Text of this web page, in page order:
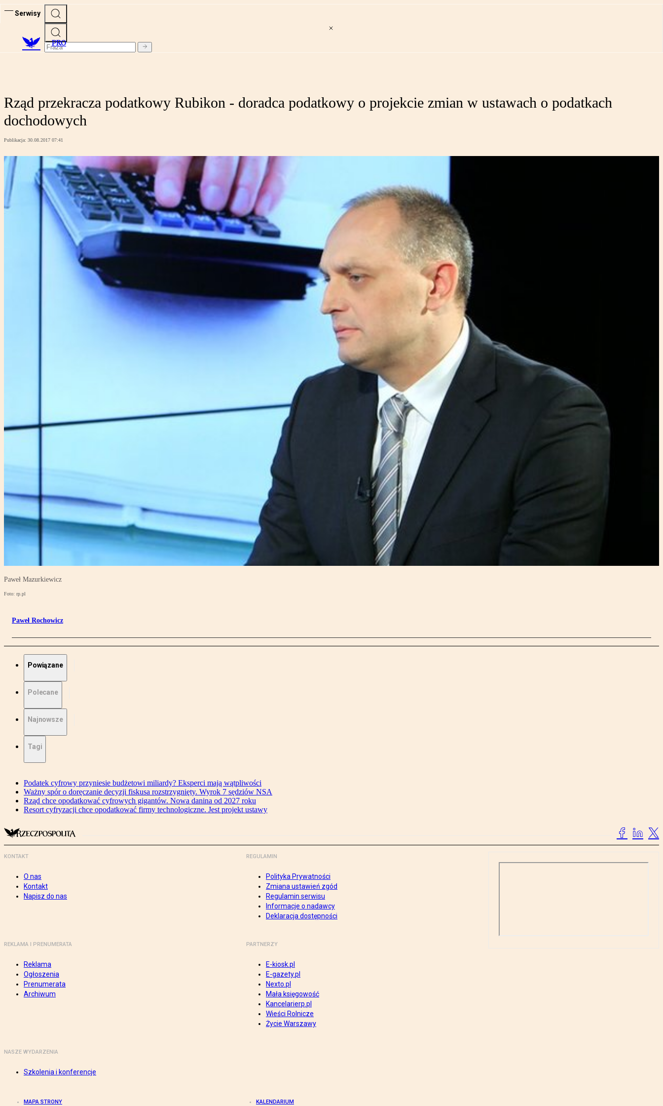
Serwisy
PRO
Rząd przekracza podatkowy Rubikon - doradca podatkowy o projekcie zmian w ustawach o podatkach
dochodowych
Publikacja: 30.08.2017 07:41
Paweł Mazurkiewicz
Foto: rp.pl
Paweł Rochowicz
Powiązane
Polecane
Najnowsze
Tagi
Podatek cyfrowy przyniesie budżetowi miliardy? Eksperci mają wątpliwości
Ważny spór o doręczanie decyzji fiskusa rozstrzygnięty. Wyrok 7 sędziów NSA
Rząd chce opodatkować cyfrowych gigantów. Nowa danina od 2027 roku
Resort cyfryzacji chce opodatkować firmy technologiczne. Jest projekt ustawy
KONTAKT
O nas
Kontakt
Napisz do nas
REGULAMIN
Polityka Prywatności
Zmiana ustawień zgód
Regulamin serwisu
Informacje o nadawcy
Deklaracja dostępności
REKLAMA I PRENUMERATA
Reklama
Ogłoszenia
Prenumerata
Archiwum
PARTNERZY
E-kiosk.pl
E-gazety.pl
Nexto.pl
Mała księgowość
Kancelarierp.pl
Wieści Rolnicze
Życie Warszawy
NASZE WYDARZENIA
Szkolenia i konferencje
MAPA STRONY KALENDARIUM